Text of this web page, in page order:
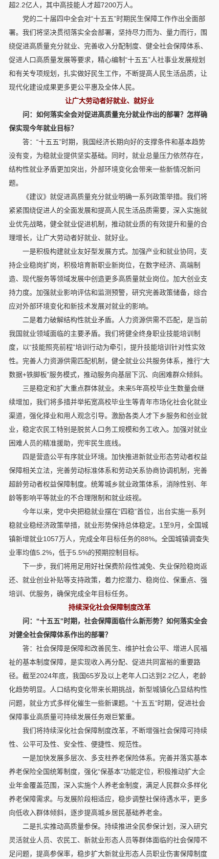
超2.2亿人，其中高技能人才超7200万人。
党的二十届四中全会对“十五五”时期民生保障工作作出全面部
署。我们将坚决贯彻落实全会部署，坚持尽力而为、量力而行，围
绕促进高质量充分就业、完善收入分配制度、健全社会保障体系、
促进人口高质量发展等要求，精心编制“十五五”人社事业发展规划
和有关专项规划，扎实做好民生工作，不断提高人民生活品质，让
现代化建设成果更多更公平惠及全体人民。
让广大劳动者好就业、就好业
问：如何落实全会对促进高质量充分就业作出的部署？怎样确
保实现今年就业目标？
答：“十五五”时期，我国经济长期向好的支撑条件和基本趋势
没有变，为稳就业提供坚实基础。同时，就业总量压力依然存在，
结构性就业矛盾更加突出，外部环境变化会带来一些新情况新问
题。
《建议》就促进高质量充分就业明确一系列政策举措。我们将
紧紧围绕促进人的全面发展和提高人民生活品质需要，深入实施就
业优先战略，健全就业促进机制，推动就业质的有效提升和量的合
理增长，让广大劳动者好就业、就好业。
一是积极构建就业友好型发展方式。加强产业和就业协同，支
持企业稳岗扩岗，积极培育新职业新岗位，在数字经济、高端制
造、现代服务等领域发展中创造更多高质量就业岗位。加大创业支
持力度。加强就业影响评估和监测预警，研究完善政策储备，综合
应对外部环境变化和新技术发展对就业的影响。
二是着力破解结构性就业矛盾。人力资源供需不匹配，是当前
我国就业领域面临的主要矛盾。我们将健全终身职业技能培训制
度，以“技能照亮前程”培训行动为牵引，提升技能培训针对性实效
性。完善人力资源供需匹配机制，健全就业公共服务体系，推行“大
数据+铁脚板”服务模式，推动服务向基层下沉、向困难群众倾斜。
三是稳定和扩大重点群体就业。未来5年高校毕业生数量会继
续增加，我们将多措并举拓宽高校毕业生等青年市场化社会化就业
渠道，强化择业和用人观念引导。激励各类人才下乡服务和创业就
业，稳定农民工特别是脱贫人口务工规模和务工收入。加强对就业
困难人员的精准援助，兜牢民生底线。
四是营造公平有序就业环境。加快推进新就业形态劳动者权益
保障相关立法，完善劳动标准体系和劳动关系协商协调机制，完善
超龄劳动者权益保障制度。统筹城乡就业政策体系，消除性别、年
龄等影响平等就业的不合理限制和就业歧视。
今年以来，党中央把稳就业摆在“四稳”首位，出台实施一系列
稳就业稳经济政策举措，就业形势保持总体稳定。1至9月，全国城
镇新增就业1057万人，完成全年目标任务的88%。全国城镇调查失
业率均值5.2%，低于5.5%的预期控制目标。
下一步，我们将用足用好社保费阶段性减免、失业保险稳岗返
还、就业创业补贴等支持政策，着力挖潜力、稳岗位、保重点、强
培训、优服务，确保完成全年目标任务。
持续深化社会保障制度改革
问：“十五五”时期，社会保障面临什么新形势？如何落实全会
对健全社会保障体系作出的部署？
答：社会保障是保障和改善民生、维护社会公平、增进人民福
祉的基本制度保障，是实现收入再分配、促进共同富裕的重要路
径。截至2024年底，我国65岁及以上老年人口达到2.2亿人，老龄
化趋势明显。人口结构变化带来长期挑战，新型城镇化凸显结构性
问题，就业方式多样化催生一些新课题。“十五五”时期，促进社会
保障事业高质量可持续发展任务艰巨繁重。
我们将持续深化社会保障制度改革，不断增强社会保障可持续
性、公平可及性、安全性、便捷性、规范性。
一是加快发展多层次、多支柱养老保险体系。完善并落实基本
养老保险全国统筹制度，强化“保基本”功能定位，积极推动扩大企
业年金覆盖范围，深入实施个人养老金制度，满足人民群众多样化
养老保障需求。与发展阶段相适应，稳步调整社保待遇水平，更多
向低收入群体倾斜，逐步提高城乡居民基础养老金。
二是扎实推动高质量参保。持续推进全民参保计划，深入研究
灵活就业人员、农民工、新就业形态人员等群体面临的社会保障不
足问题，提高参保率，稳步扩大新就业形态人员职业伤害保障制度